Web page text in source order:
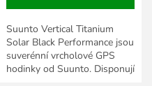
Suunto Vertical Titanium
Solar Black Performance jsou
suverénní vrcholové GPS
hodinky od Suunto. Disponují